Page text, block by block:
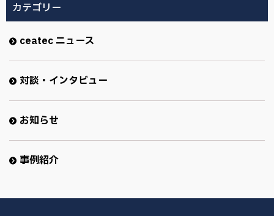
カテゴリー
ceatec ニュース
対談・インタビュー
お知らせ
事例紹介